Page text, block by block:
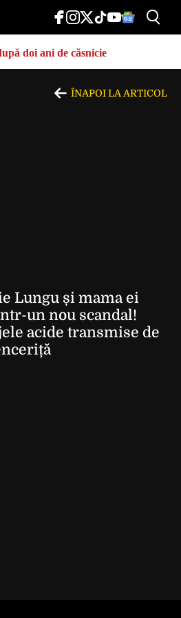
doi ani de căsnicie
ÎNAPOI LA ARTICOL
Lungu și mama ei
un nou scandal!
acide transmise de